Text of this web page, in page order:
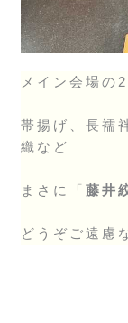
メイン会場の
帯揚げ、長襦
織など
まさに「藤井
どうぞご遠慮